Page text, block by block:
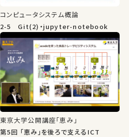
コンピュータシステム概論
2-5 Git(2)・jupyter-notebook
東京大学公開講座「恵み」
第5回 「恵み」を後ろで支えるICT